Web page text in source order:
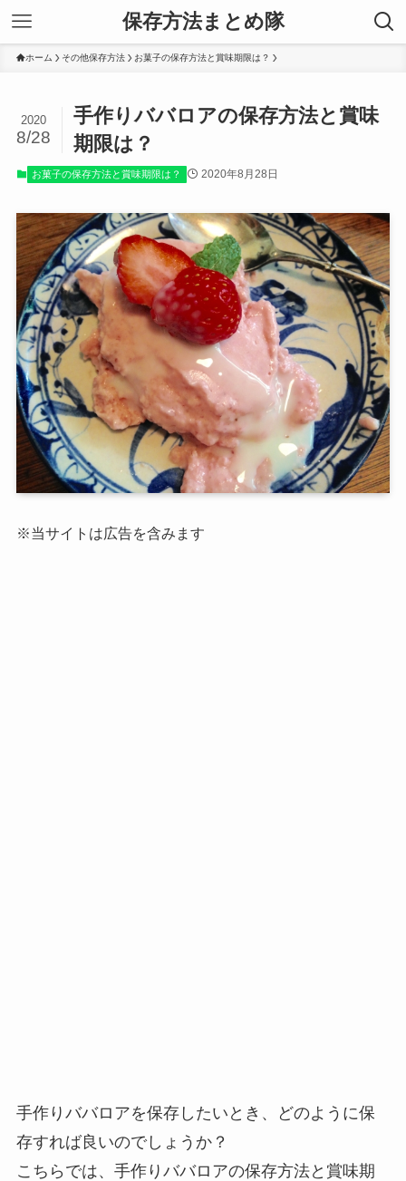
保存方法まとめ隊
ホーム その他保存方法 お菓子の保存方法と賞味期限は？
手作りババロアの保存方法と賞味
期限は？
2020
8/28
お菓子の保存方法と賞味期限は？ 2020年8月28日
※当サイトは広告を含みます
手作りババロアを保存したいとき、どのように保
存すれば良いのでしょうか？
こちらでは、手作りババロアの保存方法と賞味期